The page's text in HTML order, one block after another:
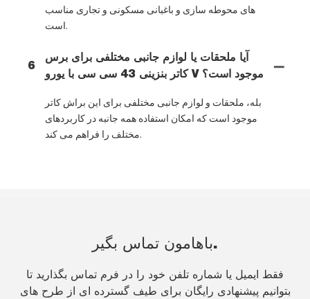
های محوطه سازی و باغبانی مسکونی و تجاری مناسب
است.
6
آیا ملحقات یا لوازم جانبی مختلفی برای برس
کاتر بنزینی 43 سی سی با یورو V موجود است؟
بله، ملحقات و لوازم جانبی مختلفی برای این براش کاتر
موجود است که امکان استفاده همه جانبه در کاربردهای
مختلف را فراهم می کند.
باهامون تماس بگير.
فقط ایمیل یا شماره تلفن خود را در فرم تماس بگذارید تا
بتوانیم پیشنهادی رایگان برای طیف گسترده ای از طرح های